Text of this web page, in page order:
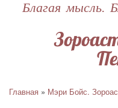
Благая мысль.
Главная Мэри Бойс.